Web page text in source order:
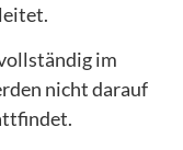
im
nicht darauf